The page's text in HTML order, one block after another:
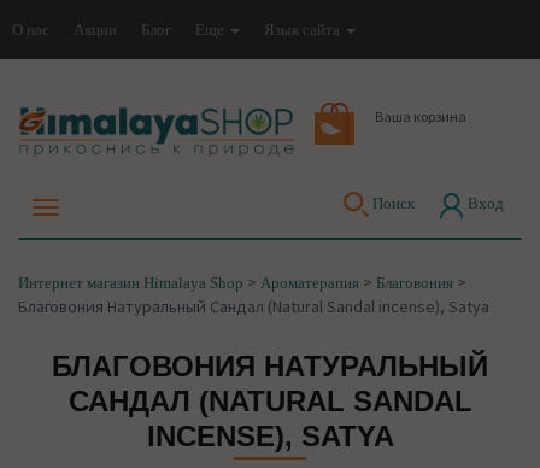
О нас Акции Блог Еще Язык сайта
Ваша корзина
Поиск Вход
Интернет магазин Himalaya Shop > Ароматерапия > Благовония >
Благовония Натуральный Сандал (Natural Sandal incense), Satya
БЛАГОВОНИЯ НАТУРАЛЬНЫЙ
САНДАЛ (NATURAL SANDAL
INCENSE), SATYA